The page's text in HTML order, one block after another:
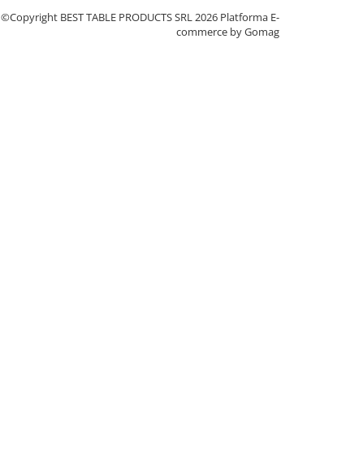
©Copyright BEST TABLE PRODUCTS SRL 2026 Platforma E-
commerce by Gomag